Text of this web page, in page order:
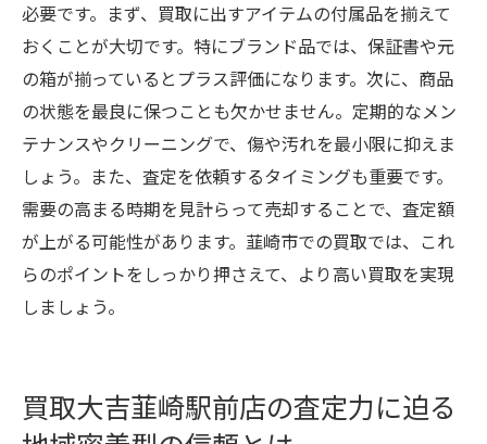
必要です。まず、買取に出すアイテムの付属品を揃えて
おくことが大切です。特にブランド品では、保証書や元
の箱が揃っているとプラス評価になります。次に、商品
の状態を最良に保つことも欠かせません。定期的なメン
テナンスやクリーニングで、傷や汚れを最小限に抑えま
しょう。また、査定を依頼するタイミングも重要です。
需要の高まる時期を見計らって売却することで、査定額
が上がる可能性があります。韮崎市での買取では、これ
らのポイントをしっかり押さえて、より高い買取を実現
しましょう。
買取大吉韮崎駅前店の査定力に迫る